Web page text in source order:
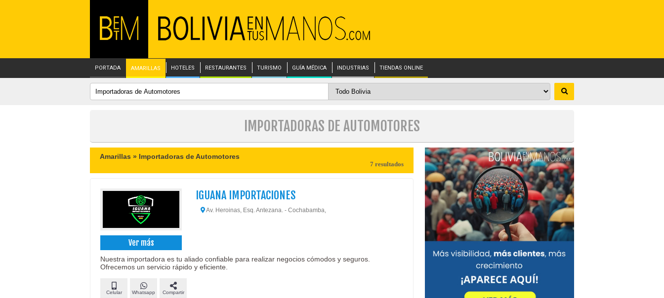
PORTADA AMARILLAS HOTELES RESTAURANTES TURISMO GUÍA MÉDICA INDUSTRIAS TIENDAS ONLINE
IMPORTADORAS DE AUTOMOTORES
Amarillas » Importadoras de Automotores
7 resultados
Ver más
IGUANA IMPORTACIONES
Av. Heroinas, Esq. Antezana. - Cochabamba,
Nuestra importadora es tu aliado confiable para realizar negocios cómodos y seguros.
Ofrecemos un servicio rápido y eficiente.
Celular Whatsapp Compartir